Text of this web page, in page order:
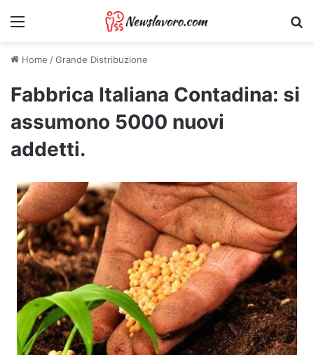
Menu
Home /Grande Distribuzione
Fabbrica Italiana Contadina: si
assumono 5000 nuovi
addetti.